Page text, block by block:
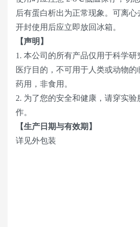
后有蛋白析出为正常现象。可离心
开封使用后应立即放回冰箱。
【声明】
1. 本公司的所有产品仅用于科学
医疗目的，不可用于人类或动物
药用，非食用。
2. 为了您的安全和健康，请穿实
作。
【生产日期与有效期】
详见外包装